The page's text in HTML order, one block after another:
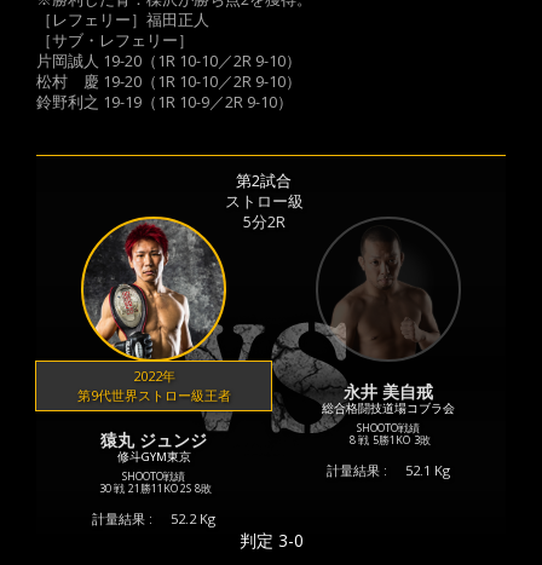
［レフェリー］福田正人
［サブ・レフェリー］
片岡誠人 19-20（1R 10-10／2R 9-10）
松村 慶 19-20（1R 10-10／2R 9-10）
鈴野利之 19-19（1R 10-9／2R 9-10）
第2試合
ストロー級
5分2R
2022年
第9代世界ストロー級王者
猿丸 ジュンジ
修斗GYM東京
SHOOTO戦績
30 戦 21勝11KO 2S 8敗
計量結果 : 52.2 Kg
永井 美自戒
総合格闘技道場コブラ会
SHOOTO戦績
8 戦 5勝1KO 3敗
計量結果 : 52.1 Kg
判定 3-0